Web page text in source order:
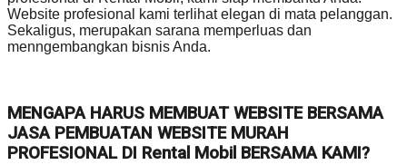
Website profesional kami terlihat elegan di mata pelanggan.
Sekaligus, merupakan sarana memperluas dan
menngembangkan bisnis Anda.
MENGAPA HARUS MEMBUAT WEBSITE BERSAMA
JASA PEMBUATAN WEBSITE MURAH
PROFESIONAL DI Rental Mobil BERSAMA KAMI?